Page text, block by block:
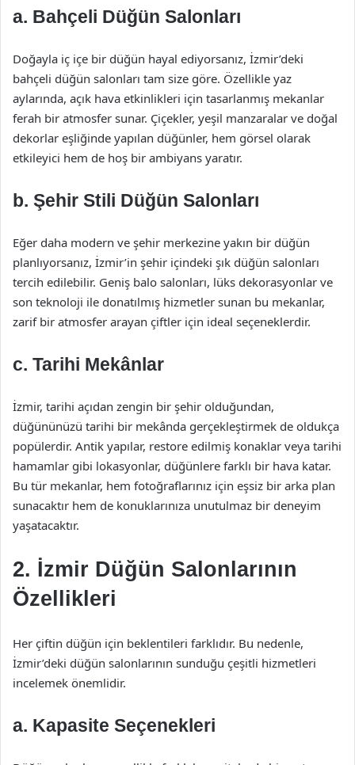
a. Bahçeli Düğün Salonları
Doğayla iç içe bir düğün hayal ediyorsanız, İzmir’deki
bahçeli düğün salonları tam size göre. Özellikle yaz
aylarında, açık hava etkinlikleri için tasarlanmış mekanlar
ferah bir atmosfer sunar. Çiçekler, yeşil manzaralar ve doğal
dekorlar eşliğinde yapılan düğünler, hem görsel olarak
etkileyici hem de hoş bir ambiyans yaratır.
b. Şehir Stili Düğün Salonları
Eğer daha modern ve şehir merkezine yakın bir düğün
planlıyorsanız, İzmir’in şehir içindeki şık düğün salonları
tercih edilebilir. Geniş balo salonları, lüks dekorasyonlar ve
son teknoloji ile donatılmış hizmetler sunan bu mekanlar,
zarif bir atmosfer arayan çiftler için ideal seçeneklerdir.
c. Tarihi Mekânlar
İzmir, tarihi açıdan zengin bir şehir olduğundan,
düğününüzü tarihi bir mekânda gerçekleştirmek de oldukça
popülerdir. Antik yapılar, restore edilmiş konaklar veya tarihi
hamamlar gibi lokasyonlar, düğünlere farklı bir hava katar.
Bu tür mekanlar, hem fotoğraflarınız için eşsiz bir arka plan
sunacaktır hem de konuklarınıza unutulmaz bir deneyim
yaşatacaktır.
2. İzmir Düğün Salonlarının
Özellikleri
Her çiftin düğün için beklentileri farklıdır. Bu nedenle,
İzmir’deki düğün salonlarının sunduğu çeşitli hizmetleri
incelemek önemlidir.
a. Kapasite Seçenekleri